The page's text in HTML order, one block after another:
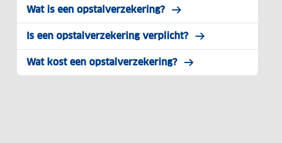
Wat is een opstalverzekering?
Is een opstalverzekering verplicht?
Wat kost een opstalverzekering?